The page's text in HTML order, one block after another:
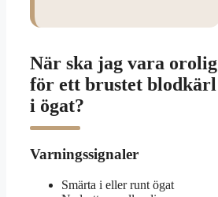
När ska jag vara orolig
för ett brustet blodkärl
i ögat?
Varningssignaler
Smärta i eller runt ögat